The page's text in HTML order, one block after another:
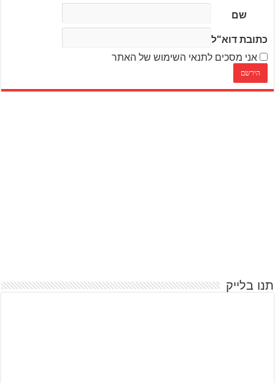
שם
כתובת דוא"ל
אני מסכים לתנאי השימוש של האתר
תנו בלייק